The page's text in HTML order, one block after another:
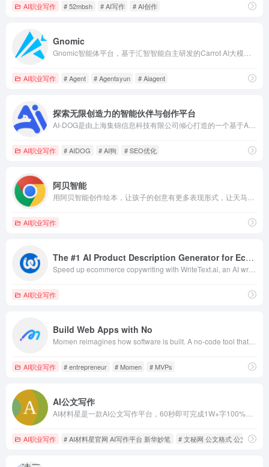
AI职业写作 # 52mbsh # AI写作 # AI创作
Gnomic
AI职业写作 # Agent # Agentsyun # Aiagent
探索无限创造力的智能伙伴与创作平台
AI职业写作 # AIDOG # AI狗 # SEO优化
阿贝智能
AI职业写作
The #1 AI Product Description Generator for Ecommerce
AI职业写作
Build Web Apps with No
AI职业写作 # entrepreneur # Momen # MVPs
AI公文写作
AI职业写作 # AI材料星官网 AI写作平台 新华妙笔 # 文秘网 公文格式 公文写作